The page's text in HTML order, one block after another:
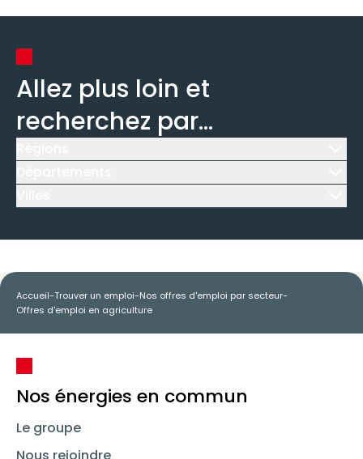
Allez plus loin et
recherchez par...
Accueil-Trouver un emploi-Nos offres d'emploi par secteur-
Offres d'emploi en agriculture
Nos énergies en commun
Le groupe